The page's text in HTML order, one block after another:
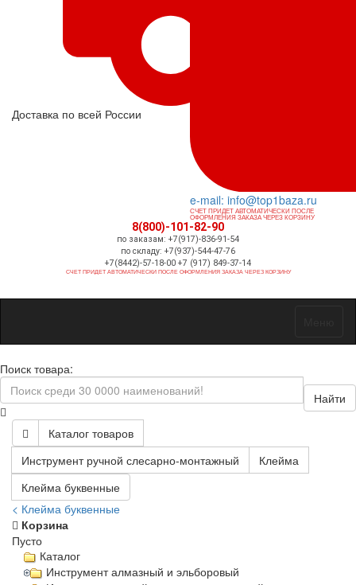
Доставка по всей России
e-mail: info@top1baza.ru
СЧЕТ ПРИДЕТ АВТОМАТИЧЕСКИ ПОСЛЕ
ОФОРМЛЕНИЯ ЗАКАЗА ЧЕРЕЗ КОРЗИНУ
8(800)-101-82-90
по заказам: +7(917)-836-91-54
по складу: +7(937)-544-47-76
+7(8442)-57-18-00 +7 (917) 849-37-14
СЧЕТ ПРИДЕТ АВТОМАТИЧЕСКИ ПОСЛЕ ОФОРМЛЕНИЯ ЗАКАЗА ЧЕРЕЗ КОРЗИНУ
Поиск товара:
Найти
Каталог товаров
Инструмент ручной слесарно-монтажный
Клейма
Клейма буквенные
< Клейма буквенные
Корзина
Пусто
Каталог
Инструмент алмазный и эльборовый